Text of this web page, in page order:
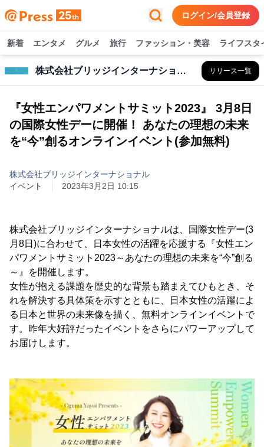
ログイン/会員登録
新着 エンタメ グルメ 旅行 ファッション・美容 ライフスタ
株式会社ブリッジインターナショナル リリース一覧
『女性エンパワメントサミット2023』 3月8日
の国際女性デーに開催！ あなたの理想の未来
を“今”創るオンラインイベント(参加無料)
株式会社ブリッジインターナショナル
イベント
2023年3月2日 10:15
株式会社ブリッジインターナショナルは、国際女性デー(3
月8日)に合わせて、日本女性の活躍を応援する『女性エン
パワメントサミット2023～あなたの理想の未来を“今”創る
～』を開催します。
女性が抱える課題を歴史的な背景も踏まえてひもとき、そ
れを解決する具体策を示すとともに、日本女性の活躍によ
る日本と世界の未来像を描く、無料オンラインイベントで
す。昨年大好評だったイベントをさらにパワーアップして
お届けします。